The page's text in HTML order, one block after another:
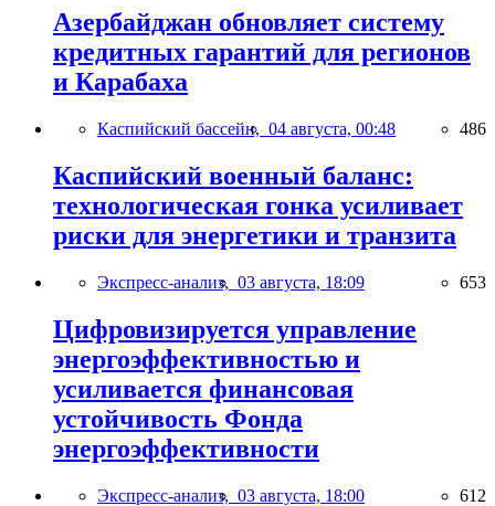
Азербайджан обновляет систему
кредитных гарантий для регионов
и Карабаха
Каспийский бассейн, 04 августа, 00:48 486
Каспийский военный баланс:
технологическая гонка усиливает
риски для энергетики и транзита
Экспресс-анализ, 03 августа, 18:09 653
Цифровизируется управление
энергоэффективностью и
усиливается финансовая
устойчивость Фонда
энергоэффективности
Экспресс-анализ, 03 августа, 18:00 612